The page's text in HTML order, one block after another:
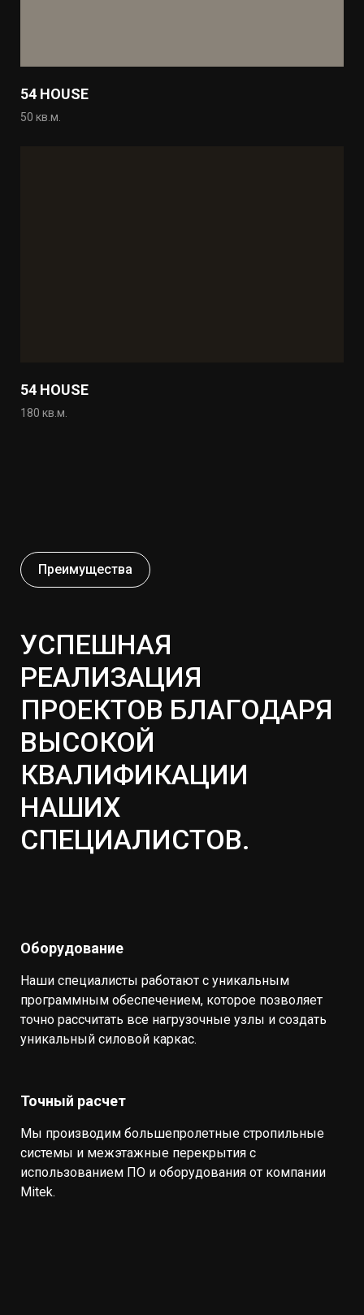
54 HOUSE
50 кв.м.
54 HOUSE
180 кв.м.
Преимущества
УСПЕШНАЯ
РЕАЛИЗАЦИЯ
ПРОЕКТОВ БЛАГОДАРЯ
ВЫСОКОЙ
КВАЛИФИКАЦИИ
НАШИХ
СПЕЦИАЛИСТОВ.
Оборудование
Наши специалисты работают с уникальным
программным обеспечением, которое позволяет
точно рассчитать все нагрузочные узлы и создать
уникальный силовой каркас.
Точный расчет
Мы производим большепролетные стропильные
системы и межэтажные перекрытия с
использованием ПО и оборудования от компании
Mitek.